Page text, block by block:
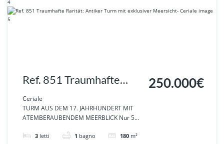
Ref. 851 Traumhafte
Rarität: Antiker Turm mit
exklusiver Meersicht-
Ceriale
Ceriale
TURM AUS DEM 17. JAHRHUNDERT MIT
ATEMBERAUBENDEM MEERBLICK Nur 5...
3 letti 1 bagno 180 m²
250.000€